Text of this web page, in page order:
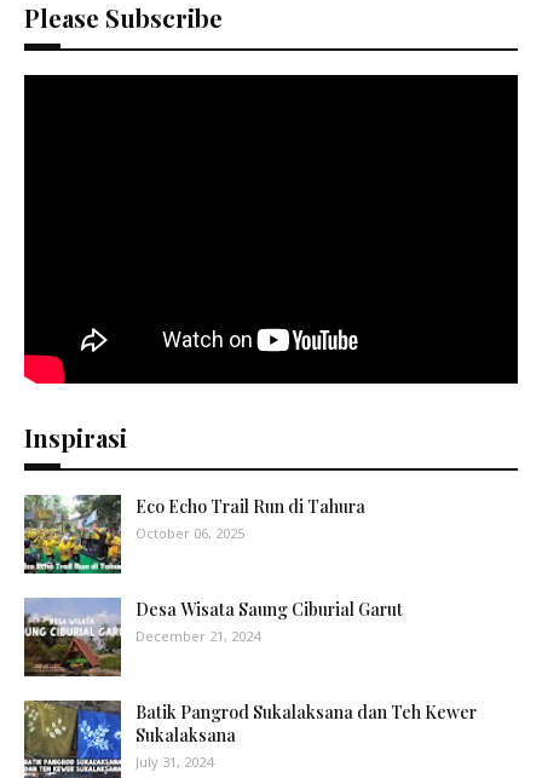
Please Subscribe
Inspirasi
Eco Echo Trail Run di Tahura
October 06, 2025
Desa Wisata Saung Ciburial Garut
December 21, 2024
Batik Pangrod Sukalaksana dan Teh Kewer
Sukalaksana
July 31, 2024